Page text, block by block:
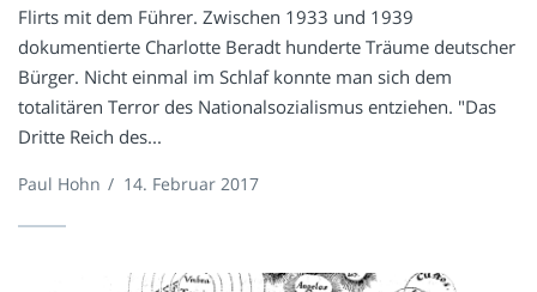
Flirts mit dem Führer. Zwischen 1933 und 1939
dokumentierte Charlotte Beradt hunderte Träume deutscher
Bürger. Nicht einmal im Schlaf konnte man sich dem
totalitären Terror des Nationalsozialismus entziehen. "Das
Dritte Reich des...
Paul Hohn / 14. Februar 2017